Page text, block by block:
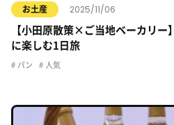
お土産 2025/11/06
【小田原散策×ご当地ベーカリー
に楽しむ1日旅
パン 人気